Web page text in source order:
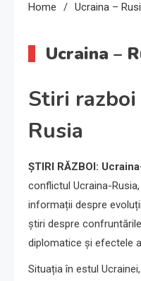
Home Ucraina –
Ucraina –
Stiri razboi
Rusia
ȘTIRI RĂZBOI:
conflictul Ucraina-
informații despre
știri despre
diplomatice și efectele
Situația în estul